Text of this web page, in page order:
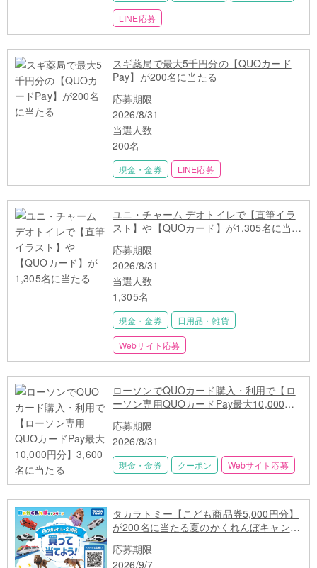
LINE応募
スギ薬局で最大5千円分の【QUOカード
Pay】が200名に当たる
応募期限
2026/8/31
当選人数
200名
現金・金券 LINE応募
ユニ・チャーム デオトイレで【直筆イラ
スト】や【QUOカード】が1,305名に当た
応募期限
2026/8/31
当選人数
1,305名
現金・金券 日用品・雑貨
Webサイト応募
ローソンでQUOカード購入・利用で【ロ
ーソン専用QUOカードPay最大10,000円
応募期限
2026/8/31
現金・金券 クーポン Webサイト応募
タカラトミー【こども商品券5,000円分】
が200名に当たる夏のかくれんぼキャンペ
応募期限
2026/9/7